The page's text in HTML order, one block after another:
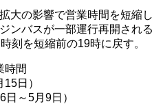
大の影響で営業時間を短縮し
ンバスが一部運行再開される
刻を短縮前の19時に戻す。
時間
日）
～5月9日）